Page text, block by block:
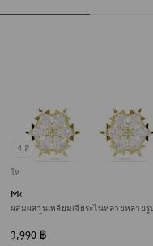
4 สี
ใหม่
Magic ต่างหูเม็ดเดี่ยว
ผสมผสานเหลี่ยมเจียระไนหลายหลายรูป
3,990 ฿